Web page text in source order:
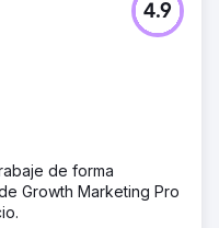
4.9
de forma
Growth Marketing Pro